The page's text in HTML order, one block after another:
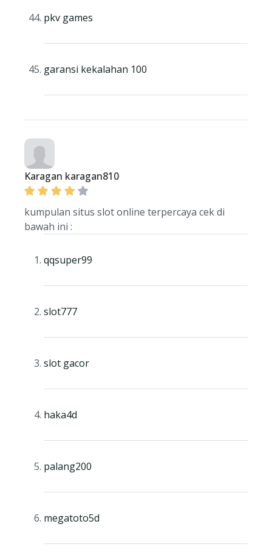
pkv games
garansi kekalahan 100
Karagan karagan810
kumpulan situs slot online terpercaya cek di
bawah ini :
qqsuper99
slot777
slot gacor
haka4d
palang200
megatoto5d